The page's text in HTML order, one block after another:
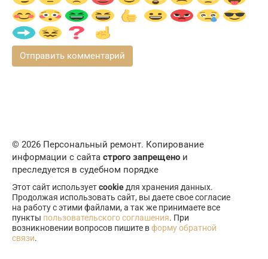
© 2026 Персональный ремонт. Копирование
информации с сайта строго запрещено и
преследуется в судебном порядке
Этот сайт используетcookie для хранения данных.
Продолжая использовать сайт, вы даете свое согласие
на работу с этими файлами, а так же принимаете все
пункты пользовательского соглашения. При
возникновении вопросов пишите вформу обратной
связи.